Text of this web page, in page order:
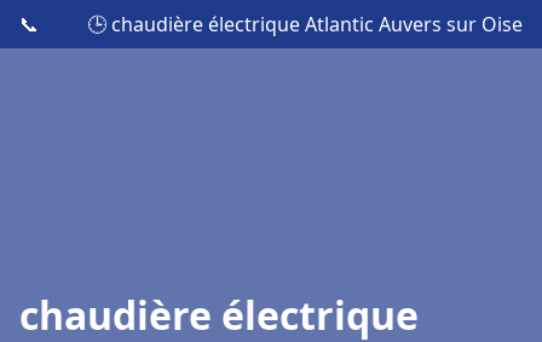
📞 🕒 chaudière électrique Atlantic Auvers sur Oise
chaudière électrique